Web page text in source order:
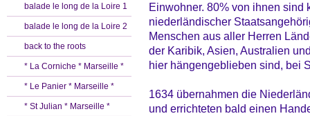
balade le long de la Loire 1
balade le long de la Loire 2
back to the roots
* La Corniche * Marseille *
* Le Panier * Marseille *
* St Julian * Marseille *
Einwohner. 80% von ihnen
niederländischer
Menschen aus aller Herren
der Karibik, Asien, Australien
hier hängengeblieben sind, bei
1634 übernahmen die
und errichteten bald einen